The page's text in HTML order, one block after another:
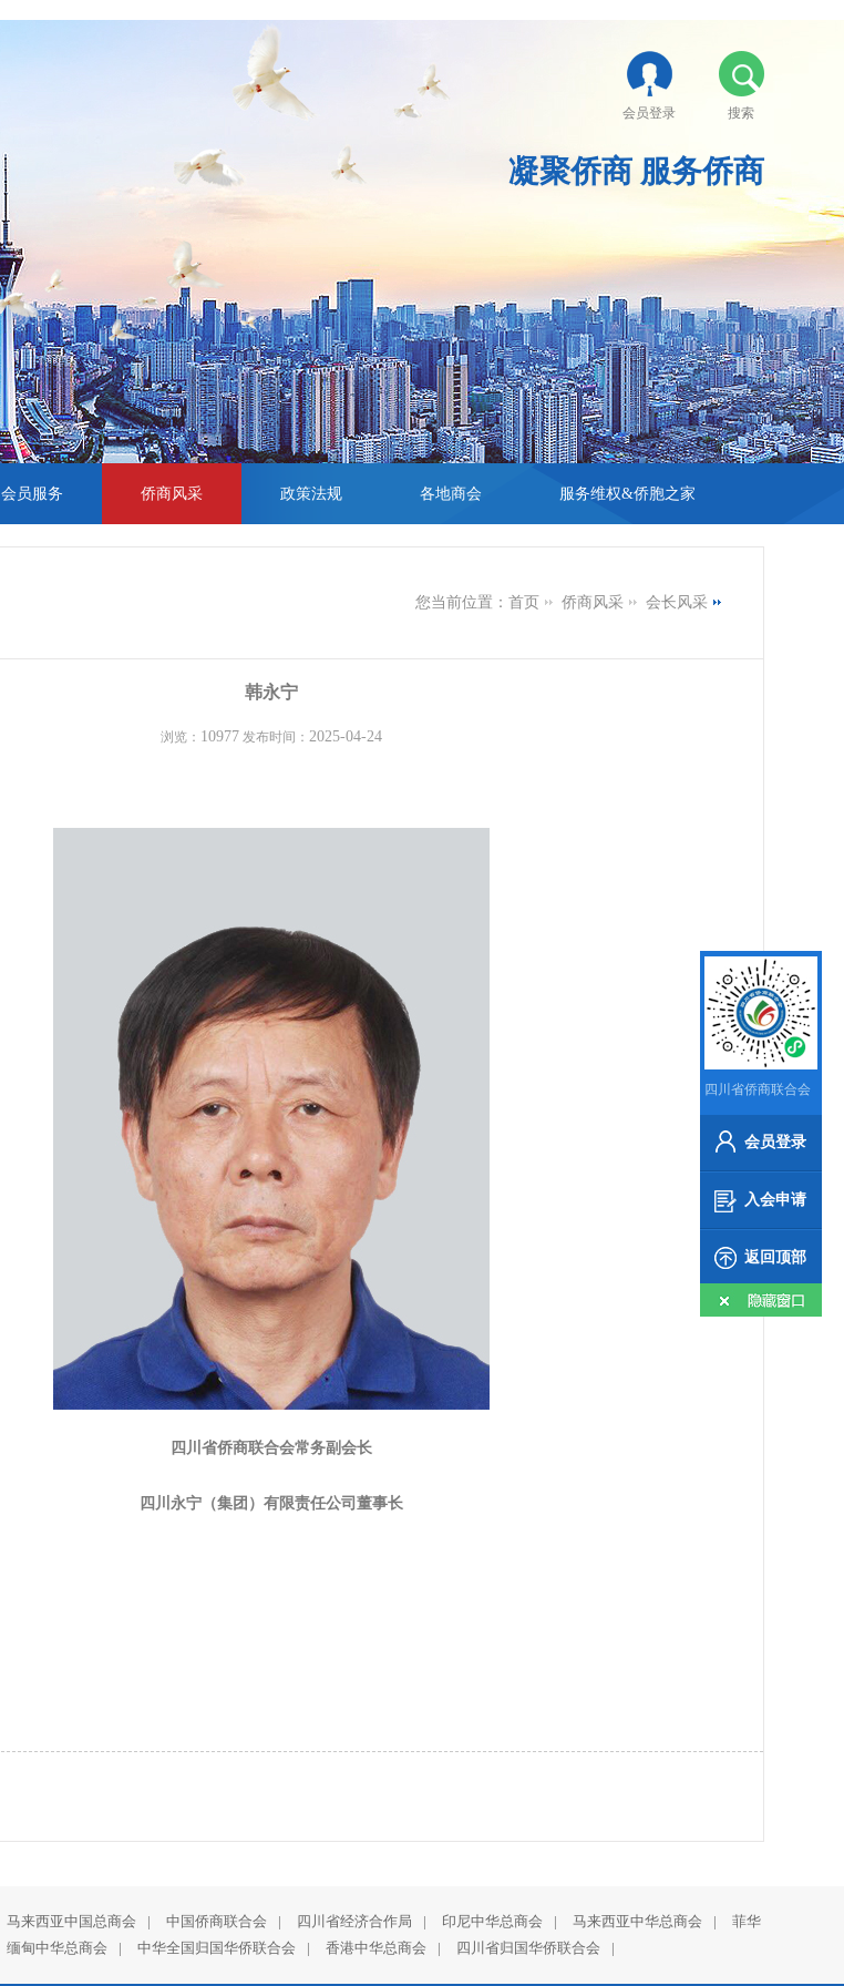
会员登录 搜索
凝聚侨商 服务侨商
会员服务 侨商风采 政策法规 各地商会 服务维权&侨胞之家
您当前位置： 首页 侨商风采 会长风采
韩永宁
浏览： 10977 发布时间： 2025-04-24
四川省侨商联合会常务副会长
四川永宁（集团）有限责任公司董事长
马来西亚中国总商会 | 中国侨商联合会 | 四川省经济合作局 | 印尼中华总商会 | 马来西亚中华总商会 |
菲华
缅甸中华总商会‍ | 中华全国归国华侨联合会 | 香港中华总商会 | 四川省归国华侨联合会 |
四川省侨商联合会
会员登录
入会申请
返回顶部